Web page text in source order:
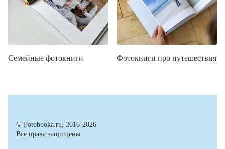
Семейные фотокниги Фотокниги про путешествия
© Fotobooka.ru, 2016-2026
Все права защищены.